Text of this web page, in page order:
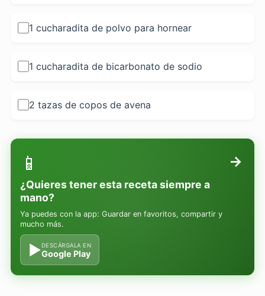
1 cucharadita de polvo para hornear
1 cucharadita de bicarbonato de sodio
2 tazas de copos de avena
📱
¿Quieres tener esta receta siempre a
mano?
Ya puedes con la app: Guardar en favoritos, compartir y
mucho más.
▶DESCÁRGALA EN
Google Play
→